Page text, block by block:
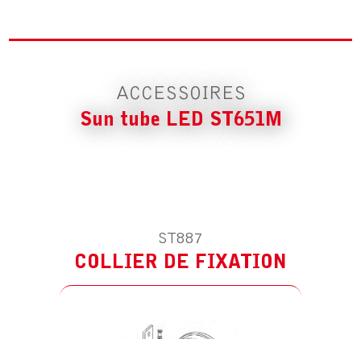
ACCESSOIRES
Sun tube LED ST651M
ST887
COLLIER DE FIXATION